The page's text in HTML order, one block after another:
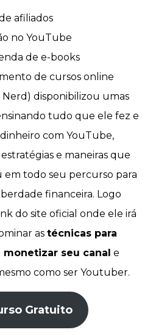
afiliados
no YouTube
de e-books
de cursos online
Nerd) disponibilizou umas
tudo que ele fez e
com YouTube,
e maneiras que
em todo seu percurso para
financeira. Logo
do site oficial onde ele irá
as técnicas para
seu canal e
como ser Youtuber.
Gratuito